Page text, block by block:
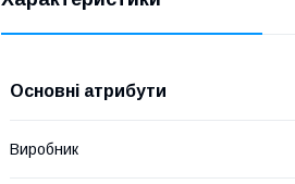
Основні атрибути
Виробник